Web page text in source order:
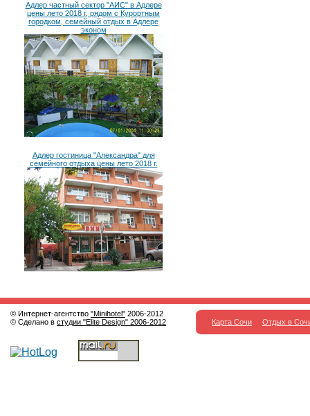
Адлер частный сектор "АИС" в Адлере
цены лето 2018 г, рядом с Курортным
городком, семейный отдых в Адлере
эконом
Адлер гостиница "Александра" для
семейного отдыха цены лето 2018 г.
© Интернет-агентство "Minihotel" 2006-2012
© Сделано в студии "Elite Design" 2006-2012 Карта Сочи Отдых в